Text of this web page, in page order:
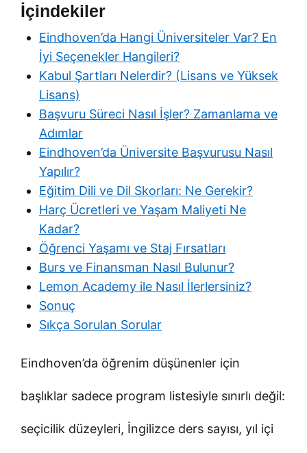
İçindekiler
Eindhoven’da Hangi Üniversiteler Var? En
İyi Seçenekler Hangileri?
Kabul Şartları Nelerdir? (Lisans ve Yüksek
Lisans)
Başvuru Süreci Nasıl İşler? Zamanlama ve
Adımlar
Eindhoven’da Üniversite Başvurusu Nasıl
Yapılır?
Eğitim Dili ve Dil Skorları: Ne Gerekir?
Harç Ücretleri ve Yaşam Maliyeti Ne
Kadar?
Öğrenci Yaşamı ve Staj Fırsatları
Burs ve Finansman Nasıl Bulunur?
Lemon Academy ile Nasıl İlerlersiniz?
Sonuç
Sıkça Sorulan Sorular
Eindhoven’da öğrenim düşünenler için
başlıklar sadece program listesiyle sınırlı değil:
seçicilik düzeyleri, İngilizce ders sayısı, yıl içi